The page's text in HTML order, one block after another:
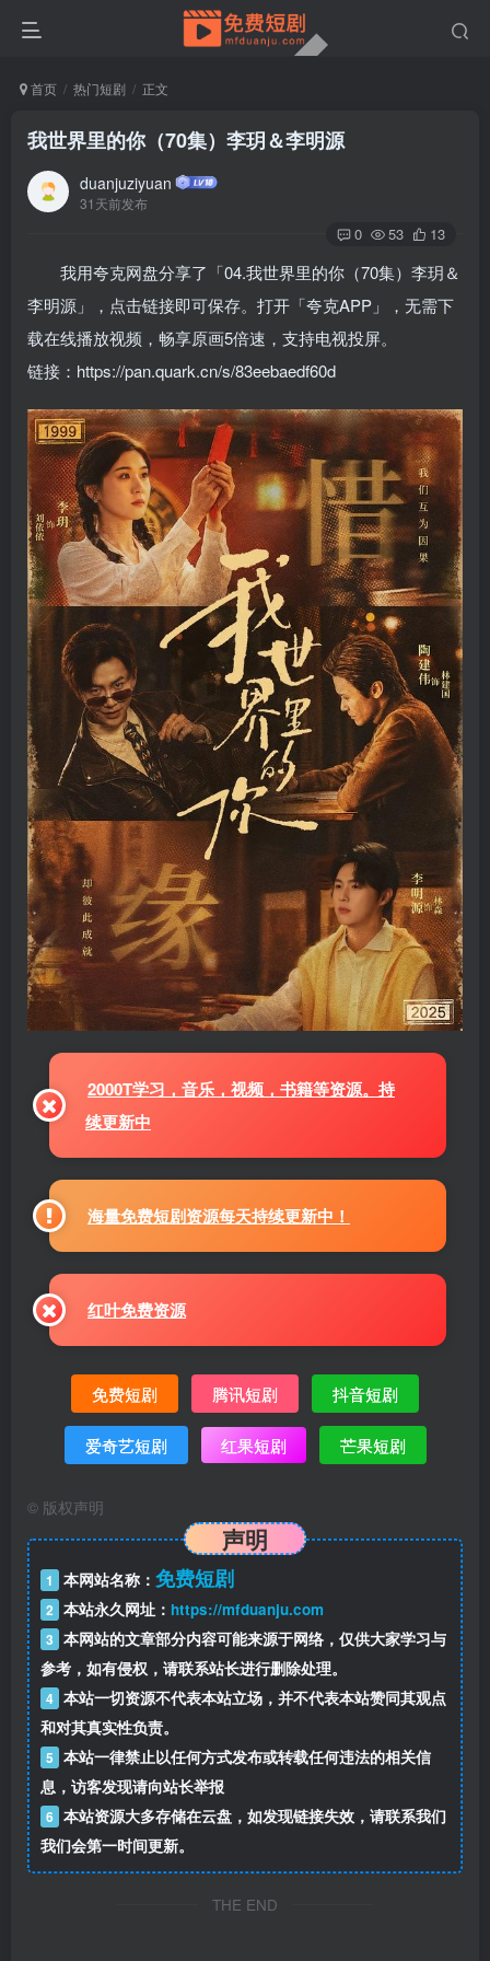
首页 热门短剧 正文
我世界里的你（70集）李玥＆李明源
duanjuziyuan
31天前发布
0 53 13
我用夸克网盘分享了「04.我世界里的你（70集）李玥＆
李明源」，点击链接即可保存。打开「夸克APP」，无需下
载在线播放视频，畅享原画5倍速，支持电视投屏。
链接：https://pan.quark.cn/s/83eebaedf60d
2000T学习，音乐，视频，书籍等资源。持
续更新中
海量免费短剧资源每天持续更新中！
红叶免费资源
免费短剧 腾讯短剧 抖音短剧
爱奇艺短剧 红果短剧 芒果短剧
© 版权声明
声明
1 本网站名称： 免费短剧
2 本站永久网址： https://mfduanju.com
3 本网站的文章部分内容可能来源于网络，仅供大家学习与
参考，如有侵权，请联系站长进行删除处理。
4 本站一切资源不代表本站立场，并不代表本站赞同其观点
和对其真实性负责。
5 本站一律禁止以任何方式发布或转载任何违法的相关信
息，访客发现请向站长举报
6 本站资源大多存储在云盘，如发现链接失效，请联系我们
我们会第一时间更新。
THE END